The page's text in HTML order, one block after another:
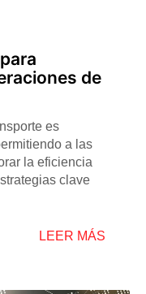
de
es
a las
la eficiencia
clave
LEER MÁS